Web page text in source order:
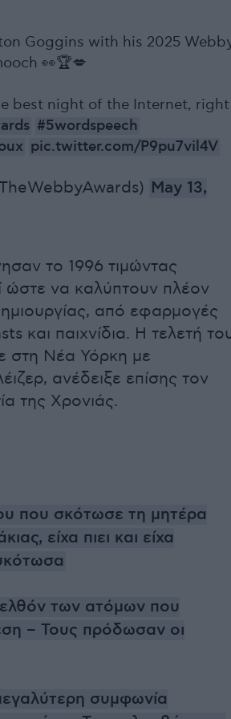
Goggins with his 2025
👀🏆💋
best night of the Internet, right
#5wordspeech
pic.twitter.com/P9pu7vil4V
May 13,
το 1996 τιμώντας
ώστε να καλύπτουν πλέον
από εφαρμογές
και παιχνίδια. Η τελετή
στη Νέα Υόρκη με
ανέδειξε επίσης τον
της Χρονιάς.
που σκότωσε τη μητέρα
είχα πιει και είχα
των ατόμων που
– Τους πρόδωσαν οι
συμφωνία